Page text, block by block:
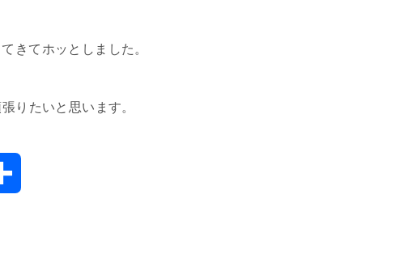
きてホッとしました。
りたいと思います。